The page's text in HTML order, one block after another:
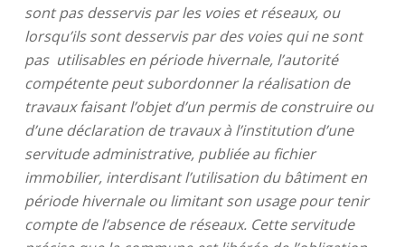
sont pas desservis par les voies et réseaux, ou
lorsqu’ils sont desservis par des voies qui ne sont
pas utilisables en période hivernale, l’autorité
compétente peut subordonner la réalisation de
travaux faisant l’objet d’un permis de construire ou
d’une déclaration de travaux à l’institution d’une
servitude administrative, publiée au fichier
immobilier, interdisant l’utilisation du bâtiment en
période hivernale ou limitant son usage pour tenir
compte de l’absence de réseaux. Cette servitude